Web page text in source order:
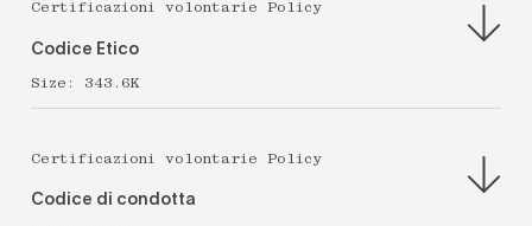
Certificazioni volontarie Policy
Codice Etico
Size: 343.6K
Certificazioni volontarie Policy
Codice di condotta